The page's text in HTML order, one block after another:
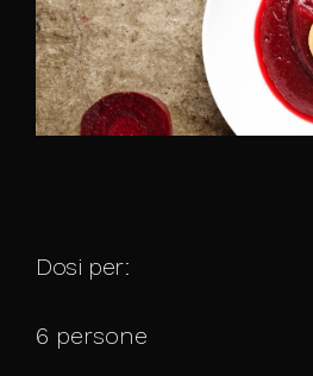
Dosi per:
6 persone